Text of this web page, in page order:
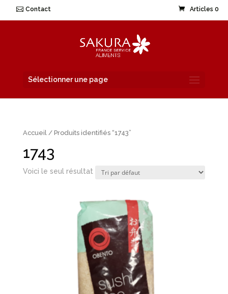
Contact Articles 0
Sélectionner une page
Accueil/ Produits identifiés “1743”
1743
Voici le seul résultat